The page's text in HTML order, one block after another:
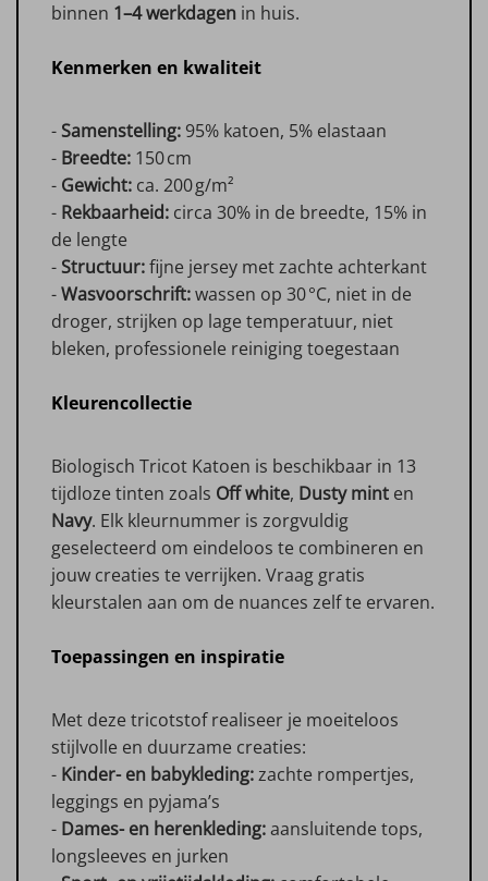
binnen 1–4 werkdagen in huis.
Kenmerken en kwaliteit
-Samenstelling: 95% katoen, 5% elastaan
- Breedte: 150 cm
- Gewicht: ca. 200 g/m²
- Rekbaarheid: circa 30% in de breedte, 15% in
de lengte
-Structuur:fijne jersey met zachte achterkant
-Wasvoorschrift:wassen op 30 °C, niet in de
droger, strijken op lage temperatuur, niet
bleken, professionele reiniging toegestaan
Kleurencollectie
Biologisch Tricot Katoen is beschikbaar in 13
tijdloze tinten zoals Off white, Dusty mint en
Navy. Elk kleurnummer is zorgvuldig
geselecteerd om eindeloos te combineren en
jouw creaties te verrijken. Vraag gratis
kleurstalen aan om de nuances zelf te ervaren.
Toepassingen en inspiratie
Met deze tricotstof realiseer je moeiteloos
stijlvolle en duurzame creaties:
- Kinder- en babykleding:zachte rompertjes,
leggings en pyjama’s
- Dames- en herenkleding:aansluitende tops,
longsleeves en jurken